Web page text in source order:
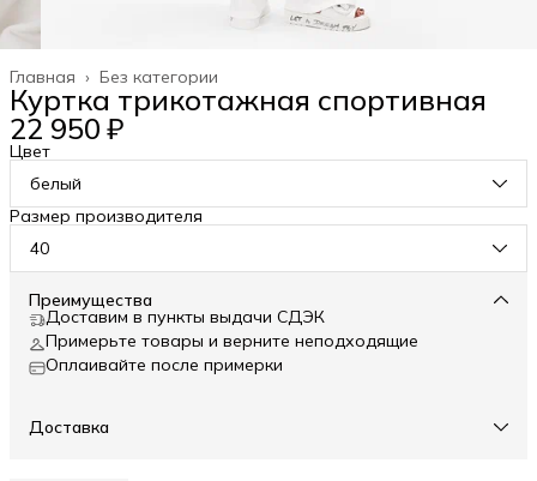
Без категории
Главная ›
Куртка трикотажная спортивная
22 950 ₽
Цвет
белый
Размер производителя
40
Преимущества
Доставим в пункты выдачи СДЭК
Примерьте товары и верните неподходящие
Оплаивайте после примерки
Доставка